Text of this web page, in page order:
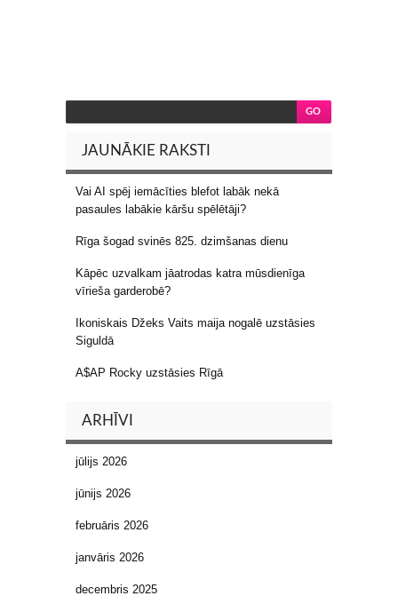
JAUNĀKIE RAKSTI
Vai AI spēj iemācīties blefot labāk nekā
pasaules labākie kāršu spēlētāji?
Rīga šogad svinēs 825. dzimšanas dienu
Kāpēc uzvalkam jāatrodas katra mūsdienīga
vīrieša garderobē?
Ikoniskais Džeks Vaits maija nogalē uzstāsies
Siguldā
A$AP Rocky uzstāsies Rīgā
ARHĪVI
jūlijs 2026
jūnijs 2026
februāris 2026
janvāris 2026
decembris 2025